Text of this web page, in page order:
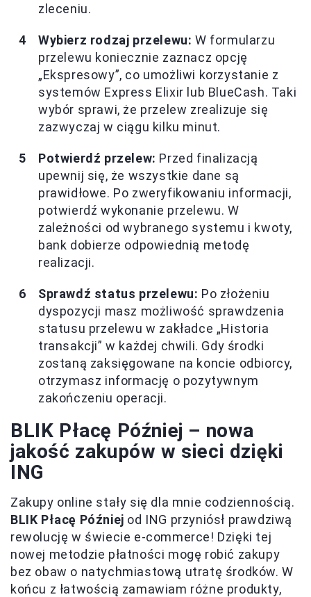
zleceniu.
Wybierz rodzaj przelewu: W formularzu
przelewu koniecznie zaznacz opcję
„Ekspresowy”, co umożliwi korzystanie z
systemów Express Elixir lub BlueCash. Taki
wybór sprawi, że przelew zrealizuje się
zazwyczaj w ciągu kilku minut.
Potwierdź przelew: Przed finalizacją
upewnij się, że wszystkie dane są
prawidłowe. Po zweryfikowaniu informacji,
potwierdź wykonanie przelewu. W
zależności od wybranego systemu i kwoty,
bank dobierze odpowiednią metodę
realizacji.
Sprawdź status przelewu: Po złożeniu
dyspozycji masz możliwość sprawdzenia
statusu przelewu w zakładce „Historia
transakcji” w każdej chwili. Gdy środki
zostaną zaksięgowane na koncie odbiorcy,
otrzymasz informację o pozytywnym
zakończeniu operacji.
BLIK Płacę Później – nowa
jakość zakupów w sieci dzięki
ING
Zakupy online stały się dla mnie codziennością.
BLIK Płacę Później od ING przyniósł prawdziwą
rewolucję w świecie e-commerce! Dzięki tej
nowej metodzie płatności mogę robić zakupy
bez obaw o natychmiastową utratę środków. W
końcu z łatwością zamawiam różne produkty,